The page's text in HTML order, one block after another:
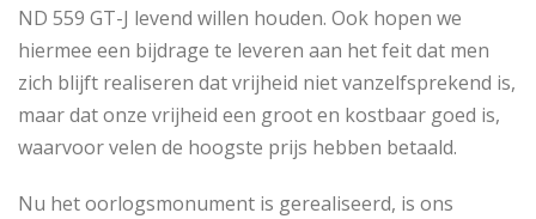
ND 559 GT-J levend willen houden. Ook hopen we
hiermee een bijdrage te leveren aan het feit dat men
zich blijft realiseren dat vrijheid niet vanzelfsprekend is,
maar dat onze vrijheid een groot en kostbaar goed is,
waarvoor velen de hoogste prijs hebben betaald.
Nu het oorlogsmonument is gerealiseerd, is ons